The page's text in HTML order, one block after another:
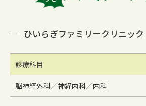
ひいらぎファミリークリニック
診療科目
脳神経外科／神経内科／内科